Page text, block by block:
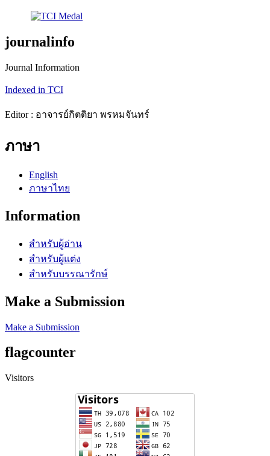
journalinfo
Journal Information
Indexed in TCI
Editor : อาจารย์กิตติยา พรหมจันทร์
ภาษา
English
ภาษาไทย
Information
สำหรับผู้อ่าน
สำหรับผู้แต่ง
สำหรับบรรณารักษ์
Make a Submission
Make a Submission
flagcounter
Visitors